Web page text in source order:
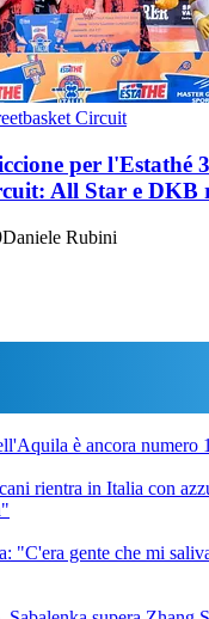
Circuit
per l'Estathé
All Star e DKB
Daniele Rubini
è ancora numero
rientra in Italia con
"C'era gente che mi